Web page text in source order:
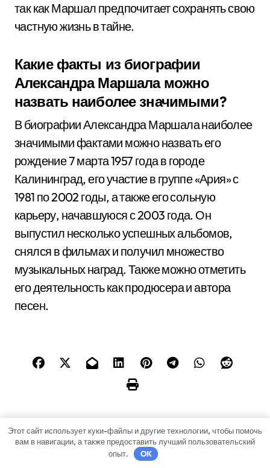
так как Маршал предпочитает сохранять свою
частную жизнь в тайне.
Какие факты из биографии
Александра Маршала можно
назвать наиболее значимыми?
В биографии Александра Маршала наиболее
значимыми фактами можно назвать его
рождение 7 марта 1957 года в городе
Калининград, его участие в группе «Ария» с
1981 по 2002 годы, а также его сольную
карьеру, начавшуюся с 2003 года. Он
выпустил несколько успешных альбомов,
снялся в фильмах и получил множество
музыкальных наград. Также можно отметить
его деятельность как продюсера и автора
песен.
Н Биография и личная
Обзор популярных
средств от шипиц и
Этот сайт использует куки-файлы и другие технологии, чтобы помочь
вам в навигации, а также предоставить лучший пользовательский
опыт.
OK